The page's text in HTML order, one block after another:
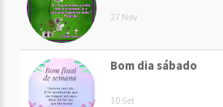
27 Nov
Bom dia sábado
10 Set